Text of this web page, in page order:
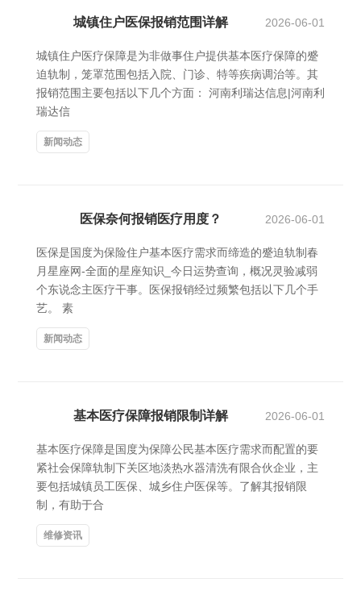
城镇住户医保报销范围详解 2026-06-01
城镇住户医疗保障是为非做事住户提供基本医疗保障的蹙
迫轨制，笼罩范围包括入院、门诊、特等疾病调治等。其
报销范围主要包括以下几个方面： 河南利瑞达信息|河南利
瑞达信
新闻动态
医保奈何报销医疗用度？ 2026-06-01
医保是国度为保险住户基本医疗需求而缔造的蹙迫轨制春
月星座网-全面的星座知识_今日运势查询，概况灵验减弱
个东说念主医疗干事。医保报销经过频繁包括以下几个手
艺。 素
新闻动态
基本医疗保障报销限制详解 2026-06-01
基本医疗保障是国度为保障公民基本医疗需求而配置的要
紧社会保障轨制下关区地淡热水器清洗有限合伙企业，主
要包括城镇员工医保、城乡住户医保等。了解其报销限
制，有助于合
维修资讯